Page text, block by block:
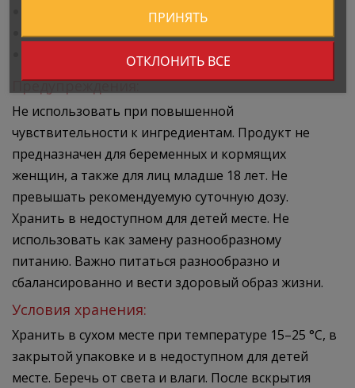
Белки 70 г
Предупреждения:
Не использовать при повышенной
чувствительности к ингредиентам. Продукт не
предназначен для беременных и кормящих
женщин, а также для лиц младше 18 лет. Не
превышать рекомендуемую суточную дозу.
Хранить в недоступном для детей месте. Не
использовать как замену разнообразному
питанию. Важно питаться разнообразно и
сбалансированно и вести здоровый образ жизни.
Условия хранения:
Хранить в сухом месте при температуре 15–25 °C, в
закрытой упаковке и в недоступном для детей
месте. Беречь от света и влаги. После вскрытия
ОТКЛОНИТЬ ВСЕ
ПРИНЯТЬ